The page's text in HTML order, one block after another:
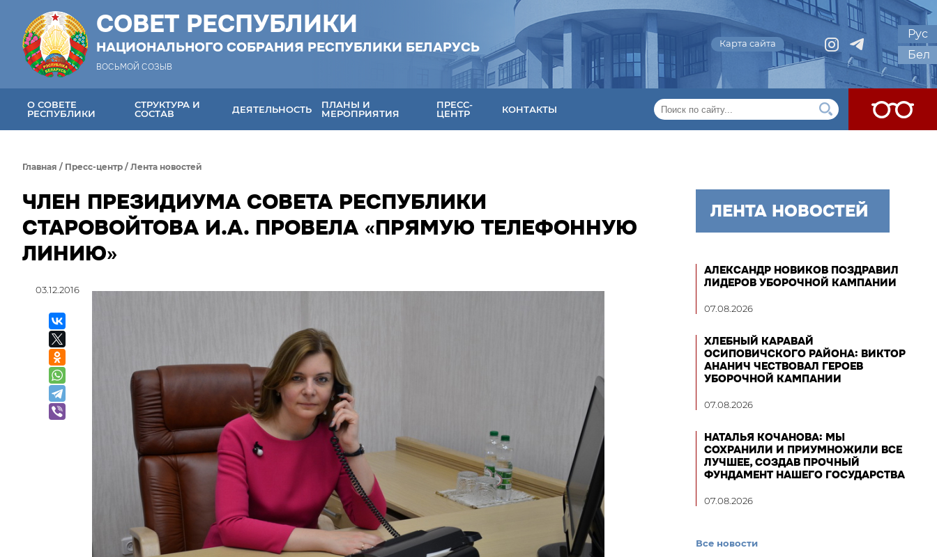
СОВЕТ РЕСПУБЛИКИ
НАЦИОНАЛЬНОГО СОБРАНИЯ РЕСПУБЛИКИ БЕЛАРУСЬ
ВОСЬМОЙ СОЗЫВ
Карта сайта
Рус
Бел
О СОВЕТЕ
РЕСПУБЛИКИ
СТРУКТУРА И
СОСТАВ
ДЕЯТЕЛЬНОСТЬ
ПЛАНЫ И
МЕРОПРИЯТИЯ
ПРЕСС-
ЦЕНТР
КОНТАКТЫ
Главная / Пресс-центр / Лента новостей
ЧЛЕН ПРЕЗИДИУМА СОВЕТА РЕСПУБЛИКИ
СТАРОВОЙТОВА И.А. ПРОВЕЛА «ПРЯМУЮ ТЕЛЕФОННУЮ
ЛИНИЮ»
03.12.2016
ЛЕНТА НОВОСТЕЙ
АЛЕКСАНДР НОВИКОВ ПОЗДРАВИЛ
ЛИДЕРОВ УБОРОЧНОЙ КАМПАНИИ
07.08.2026
ХЛЕБНЫЙ КАРАВАЙ
ОСИПОВИЧСКОГО РАЙОНА: ВИКТОР
АНАНИЧ ЧЕСТВОВАЛ ГЕРОЕВ
УБОРОЧНОЙ КАМПАНИИ
07.08.2026
НАТАЛЬЯ КОЧАНОВА: МЫ
СОХРАНИЛИ И ПРИУМНОЖИЛИ ВСЕ
ЛУЧШЕЕ, СОЗДАВ ПРОЧНЫЙ
ФУНДАМЕНТ НАШЕГО ГОСУДАРСТВА
07.08.2026
Все новости